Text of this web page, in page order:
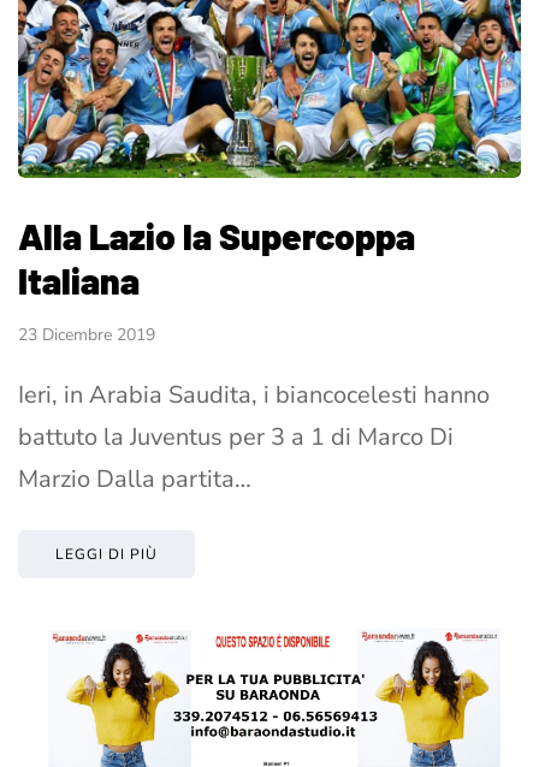
Alla Lazio la Supercoppa
Italiana
23 Dicembre 2019
Ieri, in Arabia Saudita, i biancocelesti hanno
battuto la Juventus per 3 a 1 di Marco Di
Marzio Dalla partita…
LEGGI DI PIÙ